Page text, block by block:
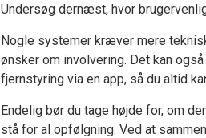
Undersøg dernæst, hvor
Nogle systemer kræver mere
ønsker om involvering. Det kan
fjernstyring via en app, så du altid
Endelig bør du tage højde for, om
stå for al opfølgning. Ved at